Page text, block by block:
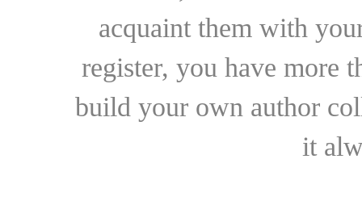
acquaint them with
register, you have more
build your own author
it